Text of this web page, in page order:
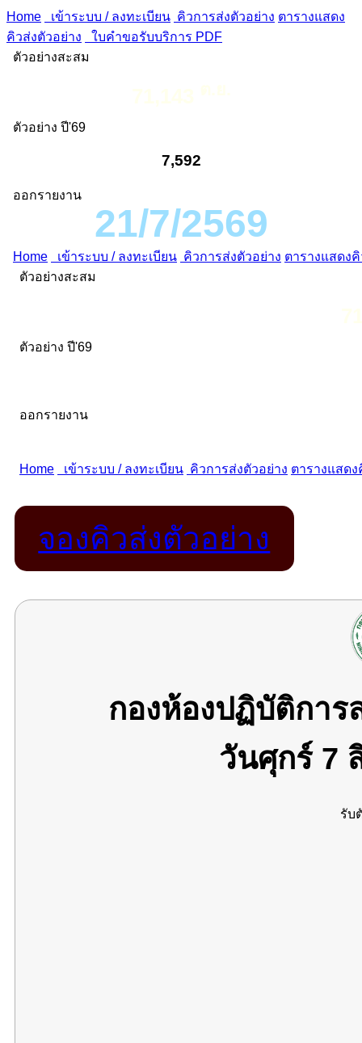
Home เข้าระบบ / ลงทะเบียน คิวการส่งตัวอย่าง ตารางแสดง
คิวส่งตัวอย่าง
ใบคำขอรับบริการ PDF
ตัวอย่างสะสม
ตัวอย่าง ปี'69
7,592
ออกรายงาน
21/7/2569
จองคิวส่งตัวอย่าง
กองห้องปฏิบัติกา
วันศุกร์ 7
รับ